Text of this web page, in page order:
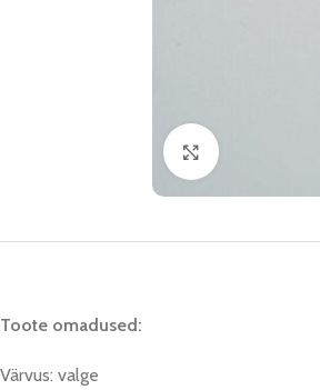
Toote omadused:
Värvus: valge